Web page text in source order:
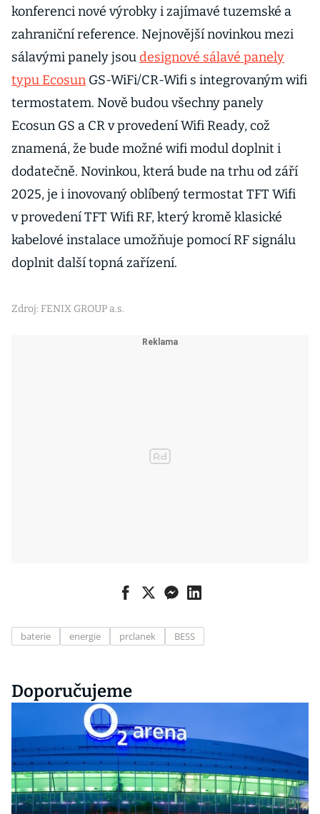
konferenci nové výrobky i zajímavé tuzemské a
zahraniční reference. Nejnovější novinkou mezi
sálavými panely jsoudesignové sálavé panely
typu Ecosun GS-WiFi/CR-Wifi s integrovaným wifi
termostatem. Nově budou všechny panely
Ecosun GS a CR v provedení Wifi Ready, což
znamená, že bude možné wifi modul doplnit i
dodatečně. Novinkou, která bude na trhu od září
2025, je i inovovaný oblíbený termostat TFT Wifi
v provedení TFT Wifi RF, který kromě klasické
kabelové instalace umožňuje pomocí RF signálu
doplnit další topná zařízení.
Zdroj: FENIX GROUP a.s.
baterie energie prclanek BESS
Doporučujeme